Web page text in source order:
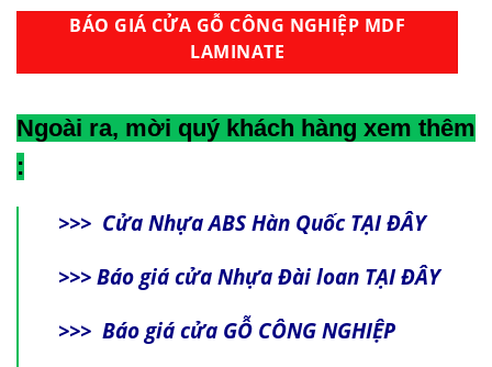
BÁO GIÁ CỬA GỖ CÔNG NGHIỆP MDF
LAMINATE
Ngoài ra, mời quý khách hàng xem thêm
:
>>> Cửa Nhựa ABS Hàn QuốcTẠI ĐÂY
>>>Báo giá cửa Nhựa Đài loan TẠI ĐÂY
>>> Báo giá cửa GỖ CÔNG NGHIỆP